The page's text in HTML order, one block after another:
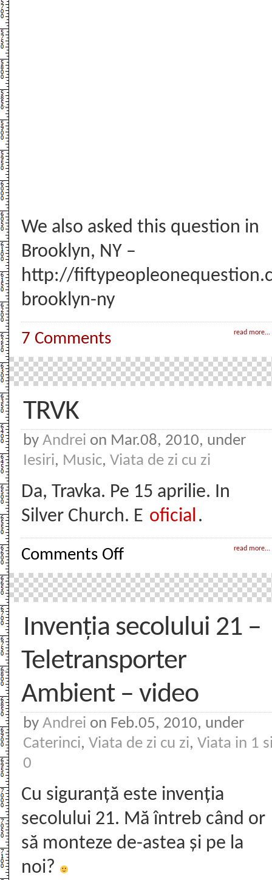
We also asked this question in
Brooklyn, NY –
http://
brooklyn-ny
read more...
7 Comments
TRVK
by Andrei on Mar.08, 2010, under
Iesiri, Music, Viata de zi cu zi
Da, Travka. Pe 15 aprilie. In
Silver Church. E oficial .
read more...
Comments Offon
Invenția secolului 21 –
Teletransporter
Ambient – video
by Andrei on Feb.05, 2010, under
Caterinci, Viata de zi cu zi, Viata in 1
0
Cu siguranță este invenția
secolului 21. Mă întreb când or
să monteze de-astea și pe la
noi?